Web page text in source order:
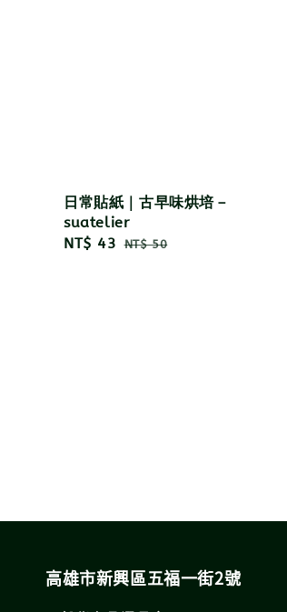
日常貼紙｜古早味烘培－
suatelier
Sale
NT$ 43 Regular
NT$ 50
高雄市新興區五福一街2號